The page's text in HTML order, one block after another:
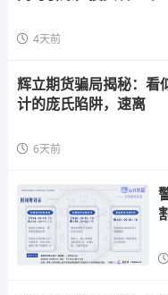
4天前
辉立期货骗局揭秘：看
计的庞氏陷阱，速离
6天前